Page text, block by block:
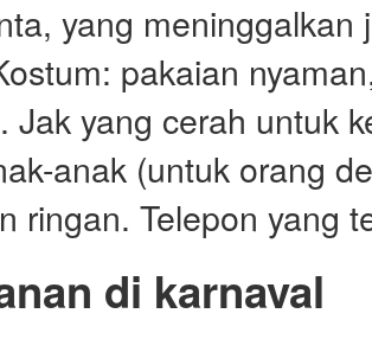
yang
pakaian
Jak yang cerah untuk
anak (untuk orang
ringan. Telepon yang
di karnaval